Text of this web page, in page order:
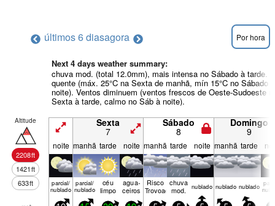
últimos 6 diasagora Por hora
Next 4 days weather summary:
chuva mod. (total 12.0mm), mais intensa no Sábado à tarde.
quente (máx. 25°C na Sexta de manhã, mín 15°C no Sábado à
noite). Ventos diminuem (ventos frescos de Oeste-Sudoeste
Sexta à tarde, calmo no Sáb à noite).
Altitude
2208ft
1421ft
633ft
Sexta
7
Sábado
8
Domingo
9
noite manhã tarde noite manhã tarde noite manhã tarde
parcial/
nublado
parcial/
nublado
céu
limpo
agua­
ceiros
Risco
Trovoada
chuva
mod. nubl­ado nubl­ado nubl­ado